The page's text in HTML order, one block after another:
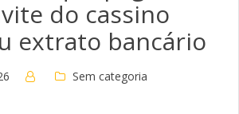
do cassino
extrato bancário
Sem categoria